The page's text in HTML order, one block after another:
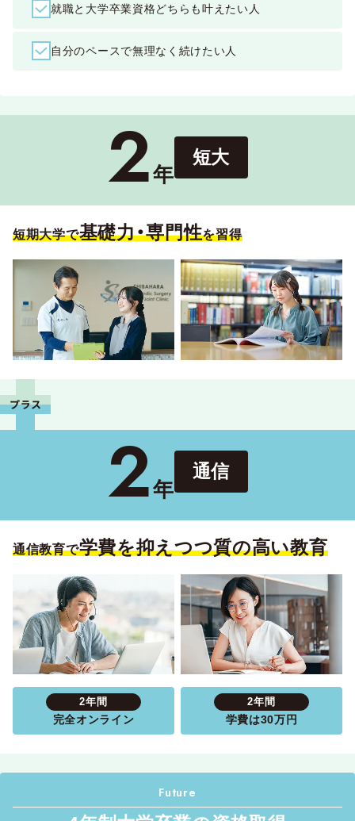
就職と大学卒業資格どちらも叶えたい人
自分のペースで無理なく続けたい人
2年
短大
短期大学で基礎力・専門性を習得
2年
通信
通信教育で学費を抑えつつ質の高い教育
2年間
完全オンライン
2年間
学費は30万円
Future